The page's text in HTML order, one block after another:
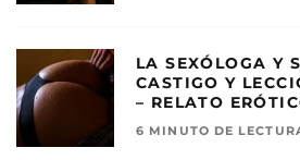
LA SEXÓLOGA Y
CASTIGO Y
– RELATO
6 MINUTO DE